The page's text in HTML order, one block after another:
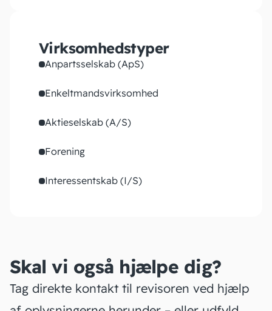
Virksomhedstyper
Anpartsselskab (ApS)
Enkeltmandsvirksomhed
Aktieselskab (A/S)
Forening
Interessentskab (I/S)
Skal vi også hjælpe dig?
Tag direkte kontakt til revisoren ved hjælp